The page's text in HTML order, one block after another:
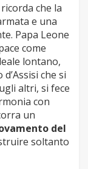
che la
e una
Papa Leone
come
lontano,
che si
altri, si fece
con
un
del
soltanto